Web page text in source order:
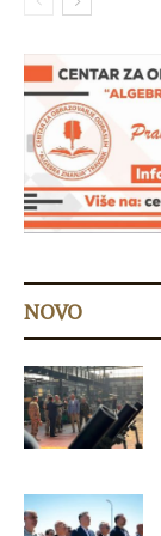
NOVO